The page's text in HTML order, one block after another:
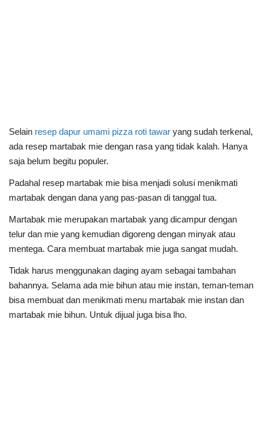
Selain resep dapur umami pizza roti tawar yang sudah terkenal,
ada resep martabak mie dengan rasa yang tidak kalah. Hanya
saja belum begitu populer.
Padahal resep martabak mie bisa menjadi solusi menikmati
martabak dengan dana yang pas-pasan di tanggal tua.
Martabak mie merupakan martabak yang dicampur dengan
telur dan mie yang kemudian digoreng dengan minyak atau
mentega. Cara membuat martabak mie juga sangat mudah.
Tidak harus menggunakan daging ayam sebagai tambahan
bahannya. Selama ada mie bihun atau mie instan, teman-teman
bisa membuat dan menikmati menu martabak mie instan dan
martabak mie bihun. Untuk dijual juga bisa lho.